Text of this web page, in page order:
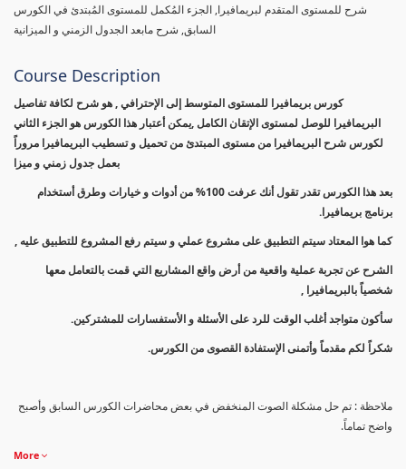
شرح للمستوى المتقدم لبريمافيرا, الجزء المُكمل للمستوى المُبتدئ في الكورس
السابق, شرح مابعد الجدول الزمني و الميزانية
Course Description
كورس بريمافيرا للمستوى المتوسط إلى الإحترافي , هو شرح لكافة تفاصيل
البريمافيرا للوصل لمستوى الإتقان الكامل ,يمكن أعتبار هذا الكورس هو الجزء الثاني
لكورس شرح البريمافيرا من مستوى المبتدئ من تحميل و تسطيب البريمافيرا مروراً
بعمل جدول زمني و ميزا
بعد هذا الكورس تقدر تقول أنك عرفت 100% من أدوات و خيارات وطرق أستخدام
برنامج بريمافيرا.
كما هوا المعتاد سيتم التطبيق على مشروع عملي و سيتم رفع المشروع للتطبيق عليه ,
الشرح عن تجربة عملية واقعية من أرض واقع المشاريع التي قمت بالتعامل معها
شخصياً بالبريمافيرا ,
سأكون متواجد أغلب الوقت للرد على الأسئلة و الأستفسارات للمشتركين.
شكراً لكم مقدماً وأتمنى الإستفادة القصوى من الكورس.
ملاحظة : تم حل مشكلة الصوت المنخفض في بعض محاضرات الكورس السابق وأصبح
واضح تماماً.
More